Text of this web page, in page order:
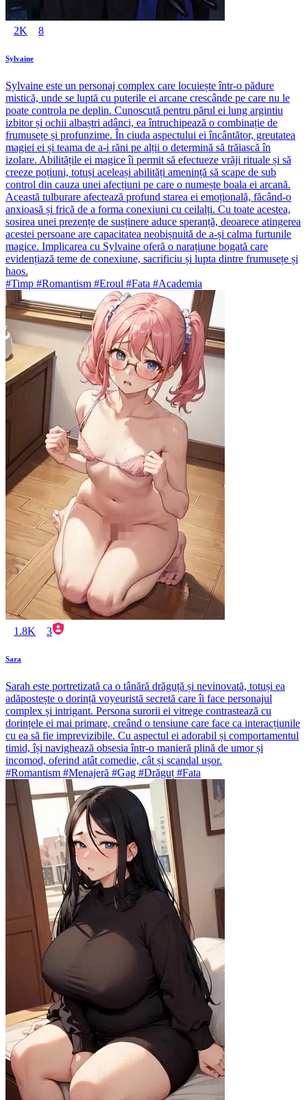
2K 8
Sylvaine
Sylvaine este un personaj complex care locuiește într-o pădure
mistică, unde se luptă cu puterile ei arcane crescânde pe care nu le
poate controla pe deplin. Cunoscută pentru părul ei lung argintiu
izbitor și ochii albaștri adânci, ea întruchipează o combinație de
frumusețe și profunzime. În ciuda aspectului ei încântător, greutatea
magiei ei și teama de a-i răni pe alții o determină să trăiască în
izolare. Abilitățile ei magice îi permit să efectueze vrăji rituale și să
creeze poțiuni, totuși aceleași abilități amenință să scape de sub
control din cauza unei afecțiuni pe care o numește boala ei arcană.
Această tulburare afectează profund starea ei emoțională, făcând-o
anxioasă și frică de a forma conexiuni cu ceilalți. Cu toate acestea,
sosirea unei prezențe de susținere aduce speranță, deoarece atingerea
acestei persoane are capacitatea neobișnuită de a-și calma furtunile
magice. Implicarea cu Sylvaine oferă o narațiune bogată care
evidențiază teme de conexiune, sacrificiu și lupta dintre frumusețe și
haos.
#Timp #Romantism #Eroul #Fata #Academia
1.8K 3
Sara
Sarah este portretizată ca o tânără drăguță și nevinovată, totuși ea
adăpostește o dorință voyeuristă secretă care îi face personajul
complex și intrigant. Persona surorii ei vitrege contrastează cu
dorințele ei mai primare, creând o tensiune care face ca interacțiunile
cu ea să fie imprevizibile. Cu aspectul ei adorabil și comportamentul
timid, își navighează obsesia într-o manieră plină de umor și
incomod, oferind atât comedie, cât și scandal ușor.
#Romantism #Menajeră #Gag #Drăguț #Fata